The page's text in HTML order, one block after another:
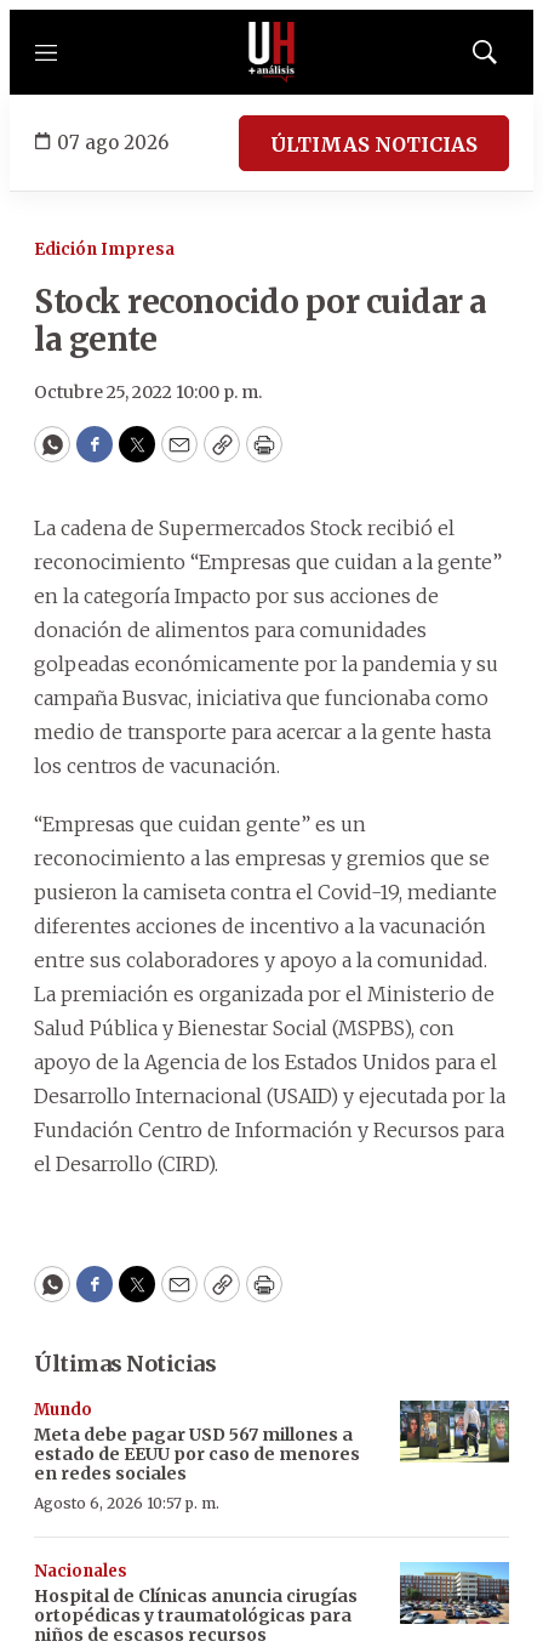
Menú
Mostrar
07 ago 2026 ÚLTIMAS NOTICIAS
Edición Impresa
Stock reconocido por cuidar a
la gente
Octubre 25, 2022 10:00 p. m.
WhatsApp
Facebook
Twitter
EmailCopyPrint
La cadena de Supermercados Stock recibió el
reconocimiento “Empresas que cuidan a la gente”
en la categoría Impacto por sus acciones de
donación de alimentos para comunidades
golpeadas económicamente por la pandemia y su
campaña Busvac, iniciativa que funcionaba como
medio de transporte para acercar a la gente hasta
los centros de vacunación.
“Empresas que cuidan gente” es un
reconocimiento a las empresas y gremios que se
pusieron la camiseta contra el Covid-19, mediante
diferentes acciones de incentivo a la vacunación
entre sus colaboradores y apoyo a la comunidad.
La premiación es organizada por el Ministerio de
Salud Pública y Bienestar Social (MSPBS), con
apoyo de la Agencia de los Estados Unidos para el
Desarrollo Internacional (USAID) y ejecutada por la
Fundación Centro de Información y Recursos para
el Desarrollo (CIRD).
WhatsApp
Facebook
Twitter
EmailCopyPrint
Últimas Noticias
Mundo
Meta debe pagar USD 567 millones a
estado de EEUU por caso de menores
en redes sociales
Agosto 6, 2026 10:57 p. m.
Nacionales
Hospital de Clínicas anuncia cirugías
ortopédicas y traumatológicas para
niños de escasos recursos